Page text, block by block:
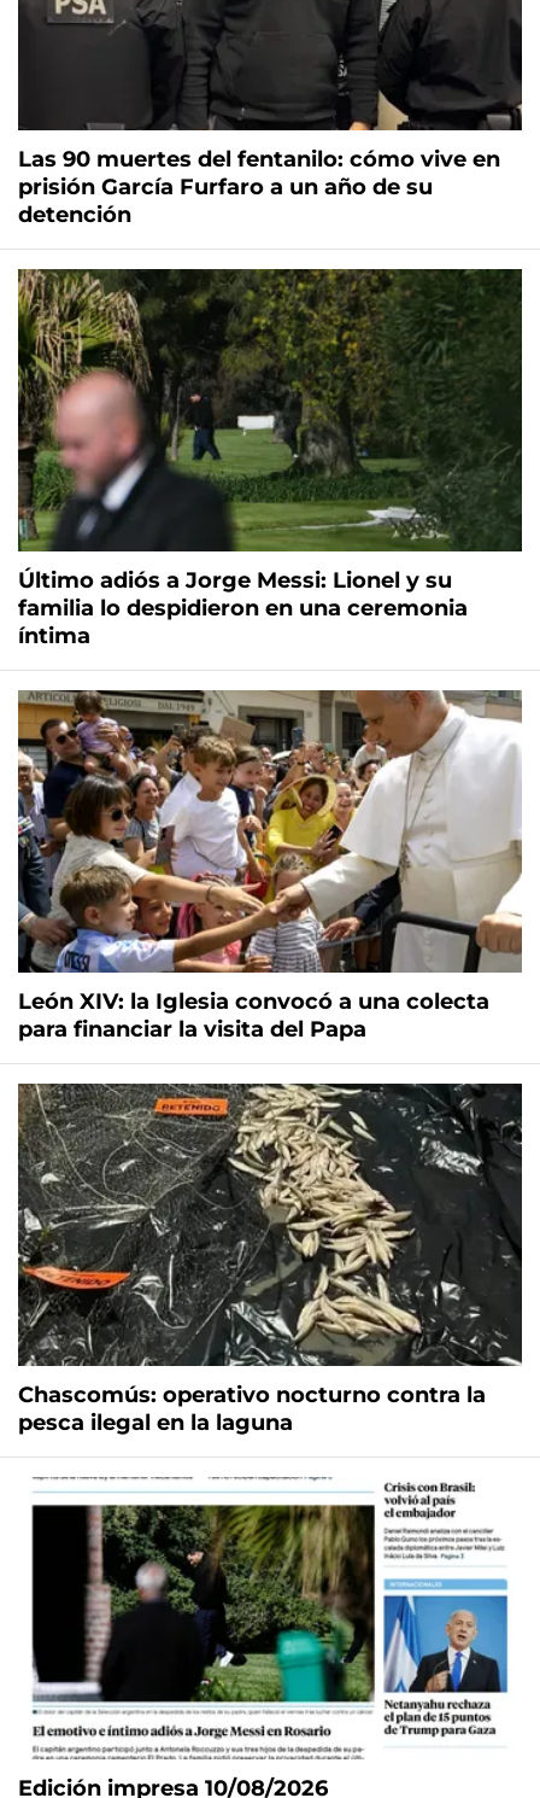
Las 90 muertes del fentanilo: cómo vive en
prisión García Furfaro a un año de su
detención
Último adiós a Jorge Messi: Lionel y su
familia lo despidieron en una ceremonia
íntima
León XIV: la Iglesia convocó a una colecta
para financiar la visita del Papa
Chascomús: operativo nocturno contra la
pesca ilegal en la laguna
Edición impresa 10/08/2026